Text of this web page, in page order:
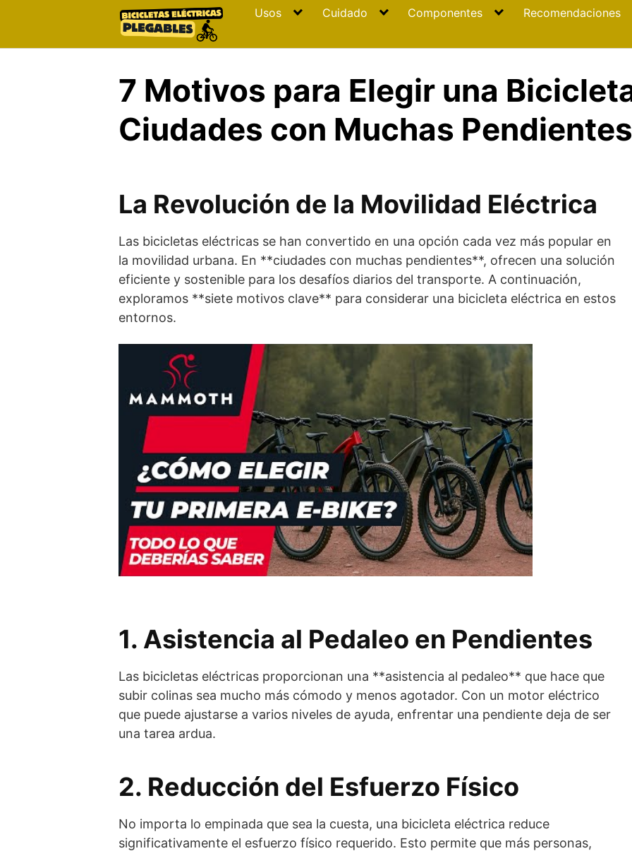
Usos Cuidado Componentes Recomendaciones
7 Motivos para Elegir una
Ciudades con Muchas Pendientes
La Revolución de la Movilidad Eléctrica
Las bicicletas eléctricas se han convertido en una opción cada vez más popular en
la movilidad urbana. En **ciudades con muchas pendientes**, ofrecen una solución
eficiente y sostenible para los desafíos diarios del transporte. A continuación,
exploramos **siete motivos clave** para considerar una bicicleta eléctrica en estos
entornos.
1. Asistencia al Pedaleo en Pendientes
Las bicicletas eléctricas proporcionan una **asistencia al pedaleo** que hace que
subir colinas sea mucho más cómodo y menos agotador. Con un motor eléctrico
que puede ajustarse a varios niveles de ayuda, enfrentar una pendiente deja de ser
una tarea ardua.
2. Reducción del Esfuerzo Físico
No importa lo empinada que sea la cuesta, una bicicleta eléctrica reduce
significativamente el esfuerzo físico requerido. Esto permite que más personas,